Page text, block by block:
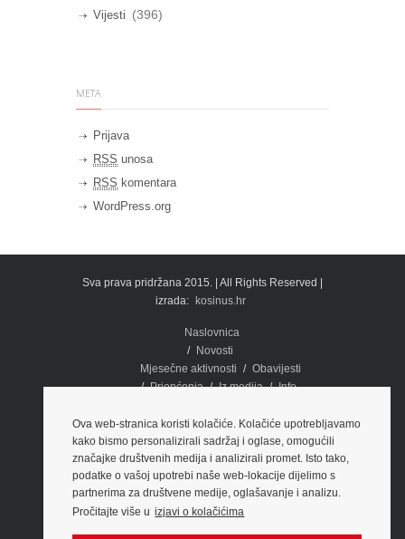
Ova web-stranica koristi kolačiće. Kolačiće upotrebljavamo
kako bismo personalizirali sadržaj i oglase, omogućili
značajke društvenih medija i analizirali promet. Isto tako,
podatke o vašoj upotrebi naše web-lokacije dijelimo s
partnerima za društvene medije, oglašavanje i analizu.
Pročitajte više u izjavi o kolačićima
Vijesti (396)
META
Prijava
RSS unosa
RSS komentara
WordPress.org
Sva prava pridržana 2015. | All Rights Reserved |
izrada:
kosinus.hr
Naslovnica
Novosti
Mjesečne aktivnosti
Obavijesti
Priopćenja
Iz medija
Info
O nama
Kontakti i lokacije
Edukacija
PREGLED PRAKSE SUDA EU
Prezentacije
Brošure Video
Članstvo